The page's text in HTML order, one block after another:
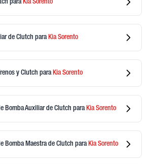
para KiaSorento
de Clutch para KiaSorento
y Clutch para KiaSorento
Bomba Auxiliar de Clutch para KiaSorento
Bomba Maestra de Clutch para KiaSorento